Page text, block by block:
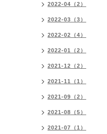
2022-04（2）
2022-03（3）
2022-02（4）
2022-01（2）
2021-12（2）
2021-11（1）
2021-09（2）
2021-08（5）
2021-07（1）